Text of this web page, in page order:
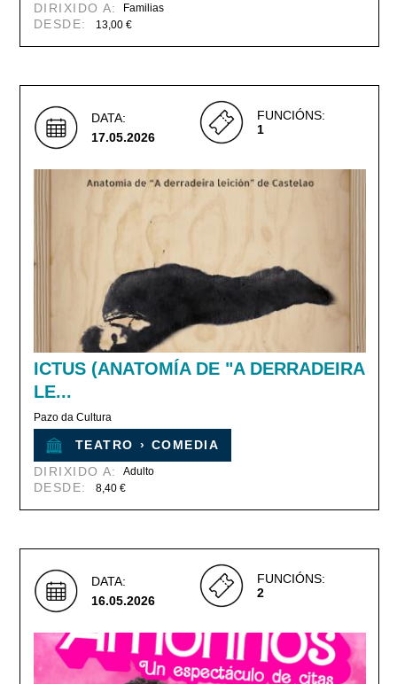
DIRIXIDO A:
Familias
DESDE: 13,00 €
DATA:
17.05.2026
FUNCIÓNS:
1
ICTUS (ANATOMÍA DE "A DERRADEIRA
LE...
Pazo da Cultura
TEATRO › COMEDIA
DIRIXIDO A:
Adulto
DESDE: 8,40 €
DATA:
16.05.2026
FUNCIÓNS:
2